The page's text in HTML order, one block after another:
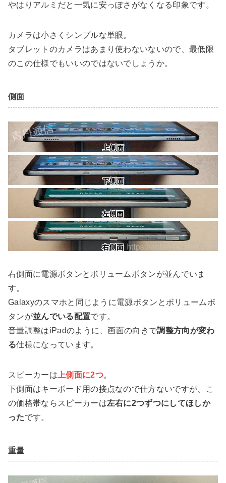
やはりアルミだと一気に安っぽさがなくなる印象です。
カメラは小さくシンプルな単眼。
タブレットのカメラはあまり使わないないので、最低限
のこの仕様でもいいのではないでしょうか。
側面
右側面に電源ボタンとボリュームボタンが並んでいま
す。
Galaxyのスマホと同じように電源ボタンとボリュームボ
タンが並んでいる配置です。
音量調整はiPadのように、画面の向きで調整方向が変わ
る仕様になっています。
スピーカーは 上側面に2つ。
下側面はキーボード用の接点なので仕方ないですが、こ
の価格帯ならスピーカーは左右に2つずつにしてほしか
ったです。
重量